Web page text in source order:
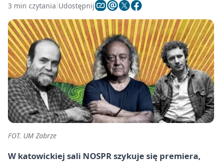
3 min czytania Udostępnij
FOT. UM Zabrze
W katowickiej sali NOSPR szykuje się premiera,